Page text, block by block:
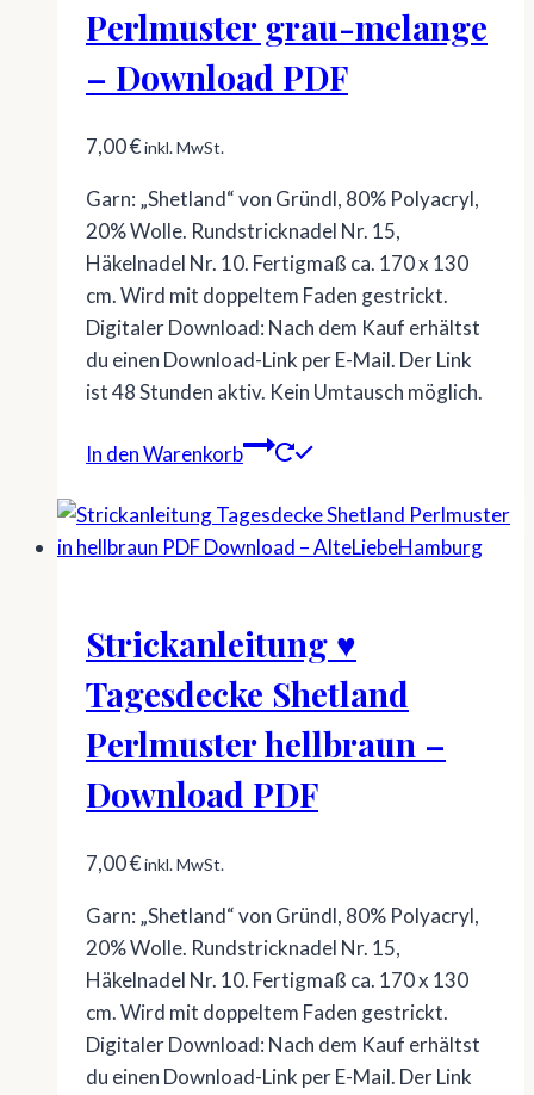
Perlmuster grau-melange
– Download PDF
7,00€inkl. MwSt.
Garn: „Shetland“ von Gründl, 80% Polyacryl,
20% Wolle. Rundstricknadel Nr. 15,
Häkelnadel Nr. 10. Fertigmaß ca. 170 x 130
cm. Wird mit doppeltem Faden gestrickt.
Digitaler Download: Nach dem Kauf erhältst
du einen Download-Link per E-Mail. Der Link
ist 48 Stunden aktiv. Kein Umtausch möglich.
In den Warenkorb
Strickanleitung ♥
Tagesdecke Shetland
Perlmuster hellbraun –
Download PDF
7,00€inkl. MwSt.
Garn: „Shetland“ von Gründl, 80% Polyacryl,
20% Wolle. Rundstricknadel Nr. 15,
Häkelnadel Nr. 10. Fertigmaß ca. 170 x 130
cm. Wird mit doppeltem Faden gestrickt.
Digitaler Download: Nach dem Kauf erhältst
du einen Download-Link per E-Mail. Der Link